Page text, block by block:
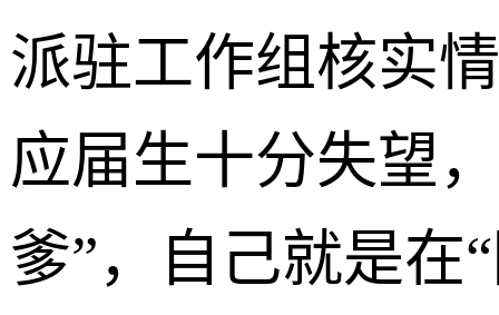
派驻工作组核实
应届生十分失望
爹”，自己就是在